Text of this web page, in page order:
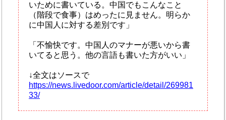
いために書いている。中国でもこんなこと
（階段で食事）はめったに見ません。明らか
に中国人に対する差別です」
「不愉快です。中国人のマナーが悪いから書
いてると思う。他の言語も書いた方がいい」
↓全文はソースで
https://news.livedoor.com/article/detail/269981
33/